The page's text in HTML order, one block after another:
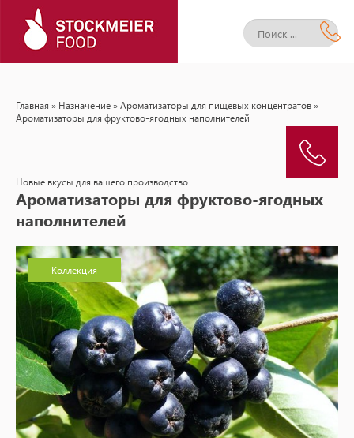
Главная » Назначение »Ароматизаторы для пищевых концентратов »
Ароматизаторы для фруктово-ягодных наполнителей
Новые вкусы для вашего производство
Ароматизаторы для фруктово-ягодных
наполнителей
Коллекция